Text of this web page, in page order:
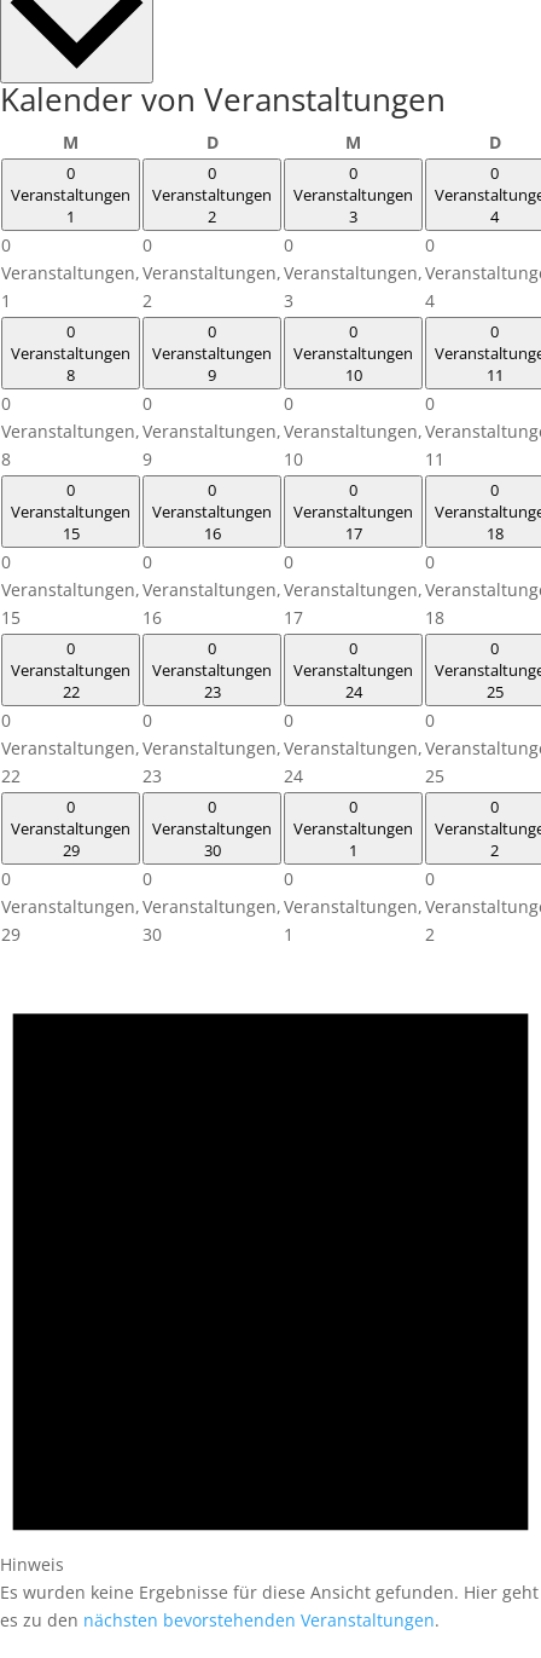
Kalender von Veranstaltungen
M DDienstag M D
0
Veranstaltungen
1
0
Veranstaltungen,
1
0
Veranstaltungen
2
0
Veranstaltungen,
2
0
Veranstaltungen
3
0
Veranstaltungen,
3
0
4
0
4
0
Veranstaltungen
8
0
Veranstaltungen,
8
0
Veranstaltungen
9
0
Veranstaltungen,
9
0
Veranstaltungen
10
0
Veranstaltungen,
10
0
11
0
11
0
Veranstaltungen
15
0
Veranstaltungen,
15
0
Veranstaltungen
16
0
Veranstaltungen,
16
0
Veranstaltungen
17
0
Veranstaltungen,
17
0
18
0
18
0
Veranstaltungen
22
0
Veranstaltungen,
22
0
Veranstaltungen
23
0
Veranstaltungen,
23
0
Veranstaltungen
24
0
Veranstaltungen,
24
0
25
0
25
0
Veranstaltungen
29
0
Veranstaltungen,
29
0
Veranstaltungen
30
0
Veranstaltungen,
30
0
Veranstaltungen
1
0
Veranstaltungen,
1
0
2
0
2
Hinweis
Es wurden keine Ergebnisse für diese Ansicht gefunden. Hier geht
es zu den nächsten bevorstehenden Veranstaltungen.